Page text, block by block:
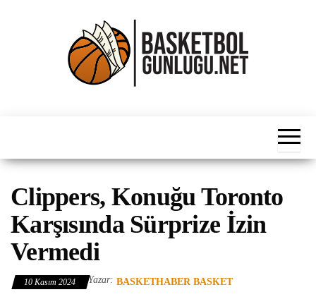
Ligleri
Clippers, Konuğu Toronto
Karşısında Sürprize İzin
Vermedi
10 Kasım 2024 Yazar: BASKETHABER BASKET